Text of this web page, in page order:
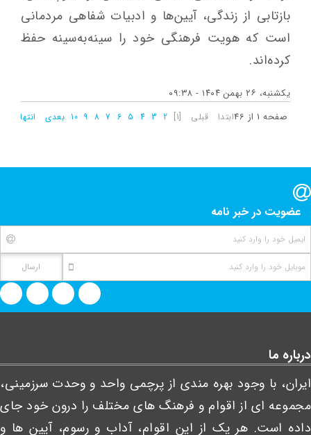
بازتابی از زندگی، آیین‌ها و ادبیات شفاهی مردمانی
است که هویت فرهنگی خود را سینه‌به‌سینه حفظ
کرده‌اند.
یکشنبه، ۲۶ بهمن ۱۴۰۴ - ۰۹:۳۸
صفحه 1 از 46
ابتدا قبلی [1]
2
3
4
5
6
7
8
9
10 بعدی انتها
عضویت در خبر نامه
درباره ما
ایران، با وجود بهره مندی از پرچمی واحد و وحدت سرزمینی،
مجموعه ای از اقوام و فرهنگ های مختلف را درون خود جای
داده است. هر یک از این اقوام، آداب و رسوم، آیین ها و